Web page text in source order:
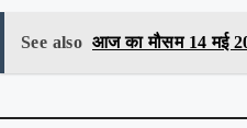
See also आज का मौसम 14 मई